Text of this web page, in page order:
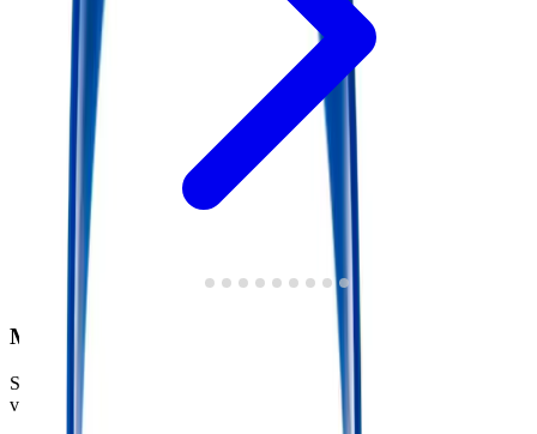
Meld je aan voor onze nieuwsbrief
Schrijf je in voor onze nieuwsbrief en ontvang 5% korting* op je
volgende bestelling.